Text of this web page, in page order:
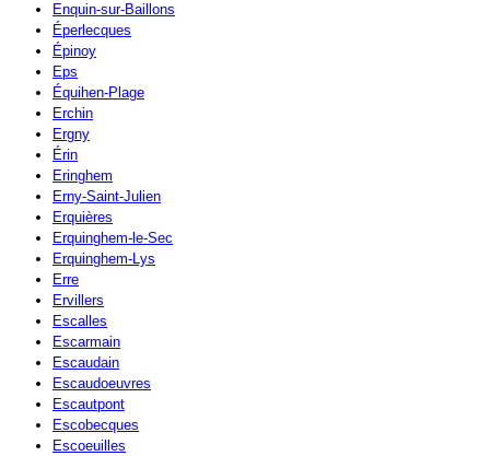
Enquin-sur-Baillons
Éperlecques
Épinoy
Eps
Équihen-Plage
Erchin
Ergny
Érin
Eringhem
Erny-Saint-Julien
Erquières
Erquinghem-le-Sec
Erquinghem-Lys
Erre
Ervillers
Escalles
Escarmain
Escaudain
Escaudoeuvres
Escautpont
Escobecques
Escoeuilles